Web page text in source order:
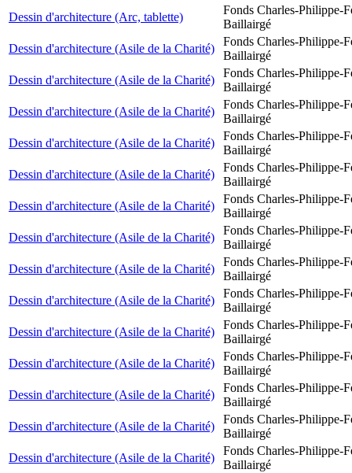
Dessin d'architecture (Arc, tablette)
Fonds Charles-Philippe-
Baillairgé
Dessin d'architecture (Asile de la Charité)
Fonds Charles-Philippe-
Baillairgé
Dessin d'architecture (Asile de la Charité)
Fonds Charles-Philippe-
Baillairgé
Dessin d'architecture (Asile de la Charité)
Fonds Charles-Philippe-
Baillairgé
Dessin d'architecture (Asile de la Charité)
Fonds Charles-Philippe-
Baillairgé
Dessin d'architecture (Asile de la Charité)
Fonds Charles-Philippe-
Baillairgé
Dessin d'architecture (Asile de la Charité)
Fonds Charles-Philippe-
Baillairgé
Dessin d'architecture (Asile de la Charité)
Fonds Charles-Philippe-
Baillairgé
Dessin d'architecture (Asile de la Charité)
Fonds Charles-Philippe-
Baillairgé
Dessin d'architecture (Asile de la Charité)
Fonds Charles-Philippe-
Baillairgé
Dessin d'architecture (Asile de la Charité)
Fonds Charles-Philippe-
Baillairgé
Dessin d'architecture (Asile de la Charité)
Fonds Charles-Philippe-
Baillairgé
Dessin d'architecture (Asile de la Charité)
Fonds Charles-Philippe-
Baillairgé
Dessin d'architecture (Asile de la Charité)
Fonds Charles-Philippe-
Baillairgé
Dessin d'architecture (Asile de la Charité)
Fonds Charles-Philippe-
Baillairgé